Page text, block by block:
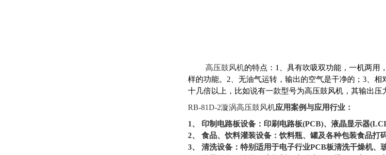
高压鼓风机的特点：1、具有吹吸双功能，一机两用
样的功能。2、无油气运转，输出的空气是干净的；3、
十几倍以上，比如说有一款型号为高压鼓风机，其输出
RB-81D-2漩涡高压鼓风机应用案例与应用行业：
1、 印制电路板设备：印刷电路板(PCB)、液晶显示器
2、 食品、饮料灌装设备：饮料瓶、罐及各种包装食品打
3、 清洗设备：特别适用于电子行业PCB板清洗干燥机、